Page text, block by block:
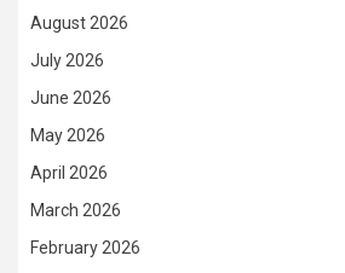
August 2026
July 2026
June 2026
May 2026
April 2026
March 2026
February 2026